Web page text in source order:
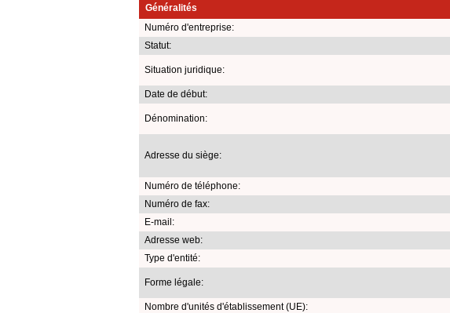
Généralités
Numéro d'entreprise:
Statut:
Situation juridique:
Date de début:
Dénomination:
Adresse du siège:
Numéro de téléphone:
Numéro de fax:
E-mail:
Adresse web:
Type d'entité:
Forme légale:
Nombre d'unités d'établissement (UE):